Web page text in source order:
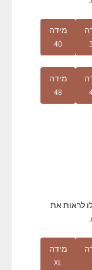
מידה
40
מידה
48
לראות את
מידה
XL